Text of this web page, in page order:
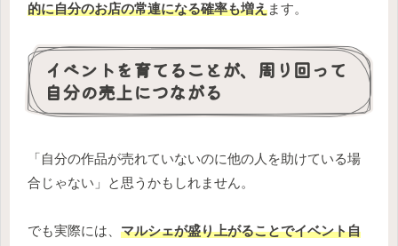
的に自分のお店の常連になる確率も増えます。
イベントを育てることが、周り回って
自分の売上につながる
「自分の作品が売れていないのに他の人を助けている場
合じゃない」と思うかもしれません。
でも実際には、 マルシェが盛り上がることでイベント自